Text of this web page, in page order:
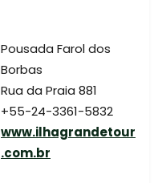
Pousada Farol dos
Borbas
Rua da Praia 881
+55-24-3361-5832
www.ilhagrandetour
.com.br